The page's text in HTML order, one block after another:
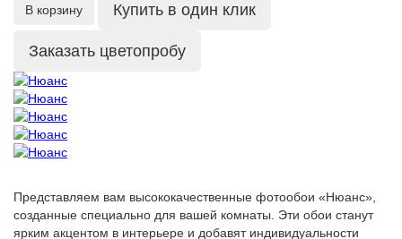
В корзину Купить в один клик
Заказать цветопробу
Представляем вам высококачественные фотообои «Нюанс»,
созданные специально для вашей комнаты. Эти обои станут
ярким акцентом в интерьере и добавят индивидуальности